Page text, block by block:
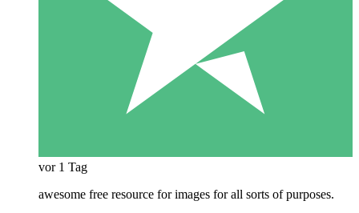
vor 1 Tag
awesome free resource for images for all sorts of purposes.